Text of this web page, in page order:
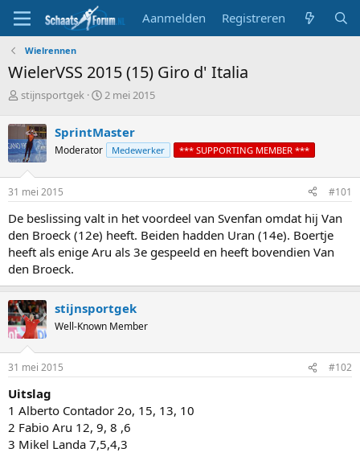
Aanmelden Registreren
Wielrennen
WielerVSS 2015 (15) Giro d' Italia
T
p
i
c
s
t
a
t
e
r
stijnsportgek
S
r
a
m
2 mei 2015
SprintMaster
Moderator Medewerker *** SUPPORTING MEMBER ***
31 mei 2015 #101
De beslissing valt in het voordeel van Svenfan omdat hij Van
den Broeck (12e) heeft. Beiden hadden Uran (14e). Boertje
heeft als enige Aru als 3e gespeeld en heeft bovendien Van
den Broeck.
stijnsportgek
Well-Known Member
31 mei 2015 #102
Uitslag
1 Alberto Contador 2o, 15, 13, 10
2 Fabio Aru 12, 9, 8 ,6
3 Mikel Landa 7,5,4,3